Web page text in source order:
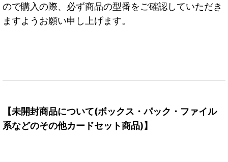
ので購入の際、必ず商品の型番をご確認していただき
ますようお願い申し上げます。
【未開封商品について(ボックス・パック・ファイル
系などのその他カードセット商品)】